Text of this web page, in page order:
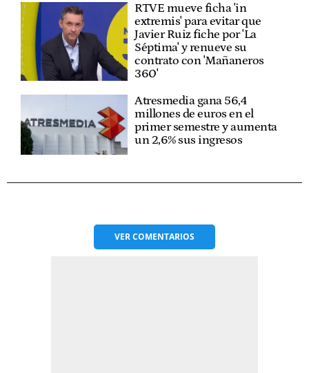
RTVE mueve ficha 'in
extremis' para evitar que
Javier Ruiz fiche por 'La
Séptima' y renueve su
contrato con 'Mañaneros
360'
Atresmedia gana 56,4
millones de euros en el
primer semestre y aumenta
un 2,6% sus ingresos
VERCOMENTARIOS